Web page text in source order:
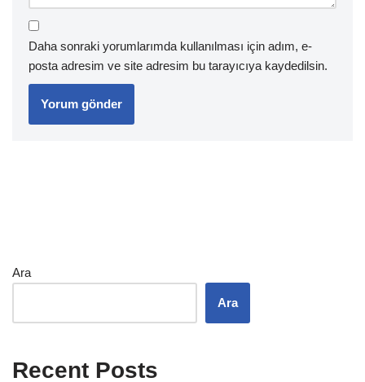
Daha sonraki yorumlarımda kullanılması için adım, e-
posta adresim ve site adresim bu tarayıcıya kaydedilsin.
Ara
Ara
Recent Posts